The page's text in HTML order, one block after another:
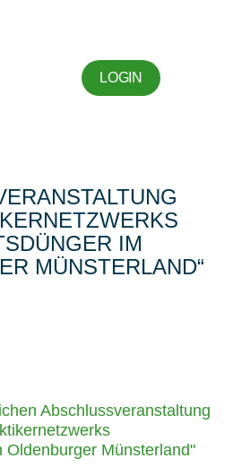
LOGIN
IM
MÜNSTERLAND“
Abschlussveranstaltung
Oldenburger Münsterland